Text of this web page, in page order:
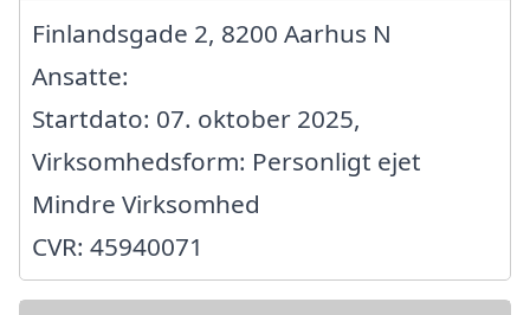
Finlandsgade 2, 8200 Aarhus N
Ansatte:
Startdato: 07. oktober 2025,
Virksomhedsform: Personligt ejet
Mindre Virksomhed
CVR: 45940071